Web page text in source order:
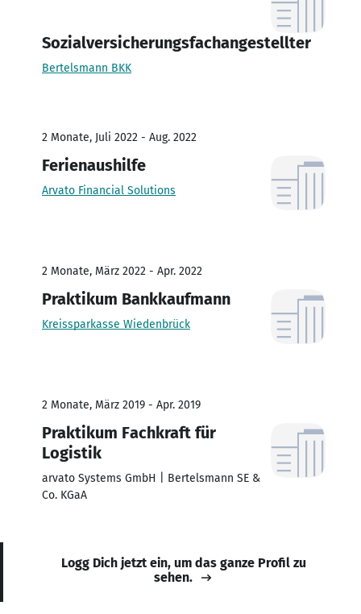
Sozialversicherungsfachangestellter
Bertelsmann BKK
2 Monate, Juli 2022 - Aug. 2022
Ferienaushilfe
Arvato Financial Solutions
2 Monate, März 2022 - Apr. 2022
Praktikum Bankkaufmann
Kreissparkasse Wiedenbrück
2 Monate, März 2019 - Apr. 2019
Praktikum Fachkraft für
Logistik
arvato Systems GmbH | Bertelsmann SE &
Co. KGaA
Logg Dich jetzt ein, um das ganze Profil zu
sehen.